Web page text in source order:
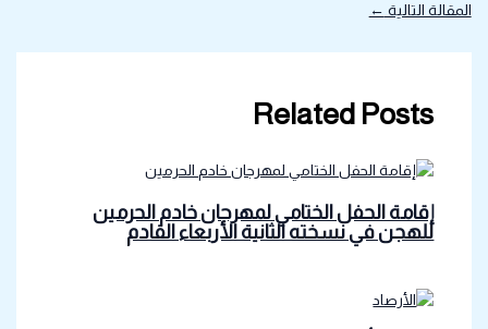
المقالة التالية ←
Related Posts
إقامة الحفل الختامي لمهرجان خادم الحرمين
للهجن في نسخته الثانية الأربعاء القادم